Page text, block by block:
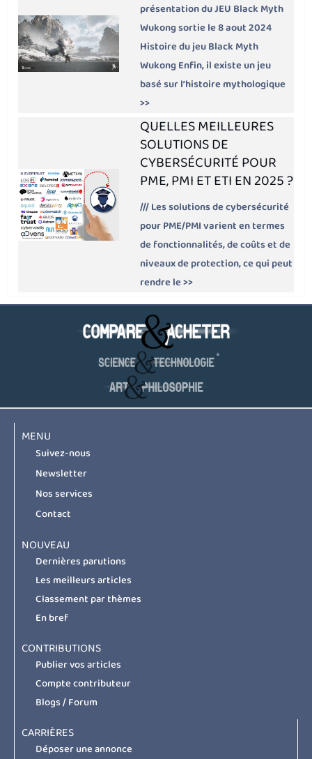
présentation du JEU Black Myth
Wukong sortie le 8 aout 2024
Histoire du jeu Black Myth
Wukong Enfin, il existe un jeu
basé sur l’histoire mythologique
>>
QUELLES MEILLEURES
SOLUTIONS DE
CYBERSÉCURITÉ POUR
PME, PMI ET ETI EN 2025 ?
/// Les solutions de cybersécurité
pour PME/PMI varient en termes
de fonctionnalités, de coûts et de
niveaux de protection, ce qui peut
rendre le >>
MENU
Suivez-nous
Newsletter
Nos services
Contact
NOUVEAU
Dernières parutions
Les meilleurs articles
Classement par thèmes
En bref
CONTRIBUTIONS
Publier vos articles
Compte contributeur
Blogs / Forum
CARRIÈRES
Déposer une annonce